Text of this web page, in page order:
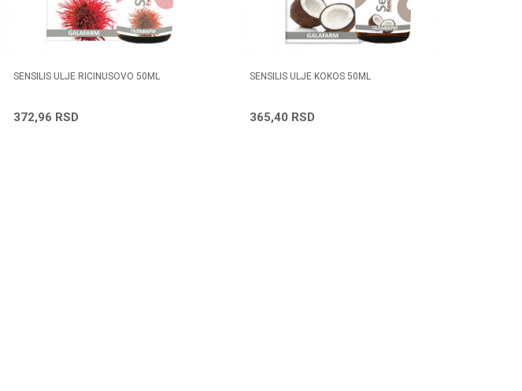
SENSILIS ULJE RICINUSOVO 50ML
372,96 RSD
SENSILIS ULJE KOKOS 50ML
365,40 RSD